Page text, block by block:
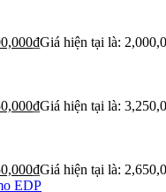
₫Giá hiện tại là:
₫Giá hiện tại là:
₫Giá hiện tại là: